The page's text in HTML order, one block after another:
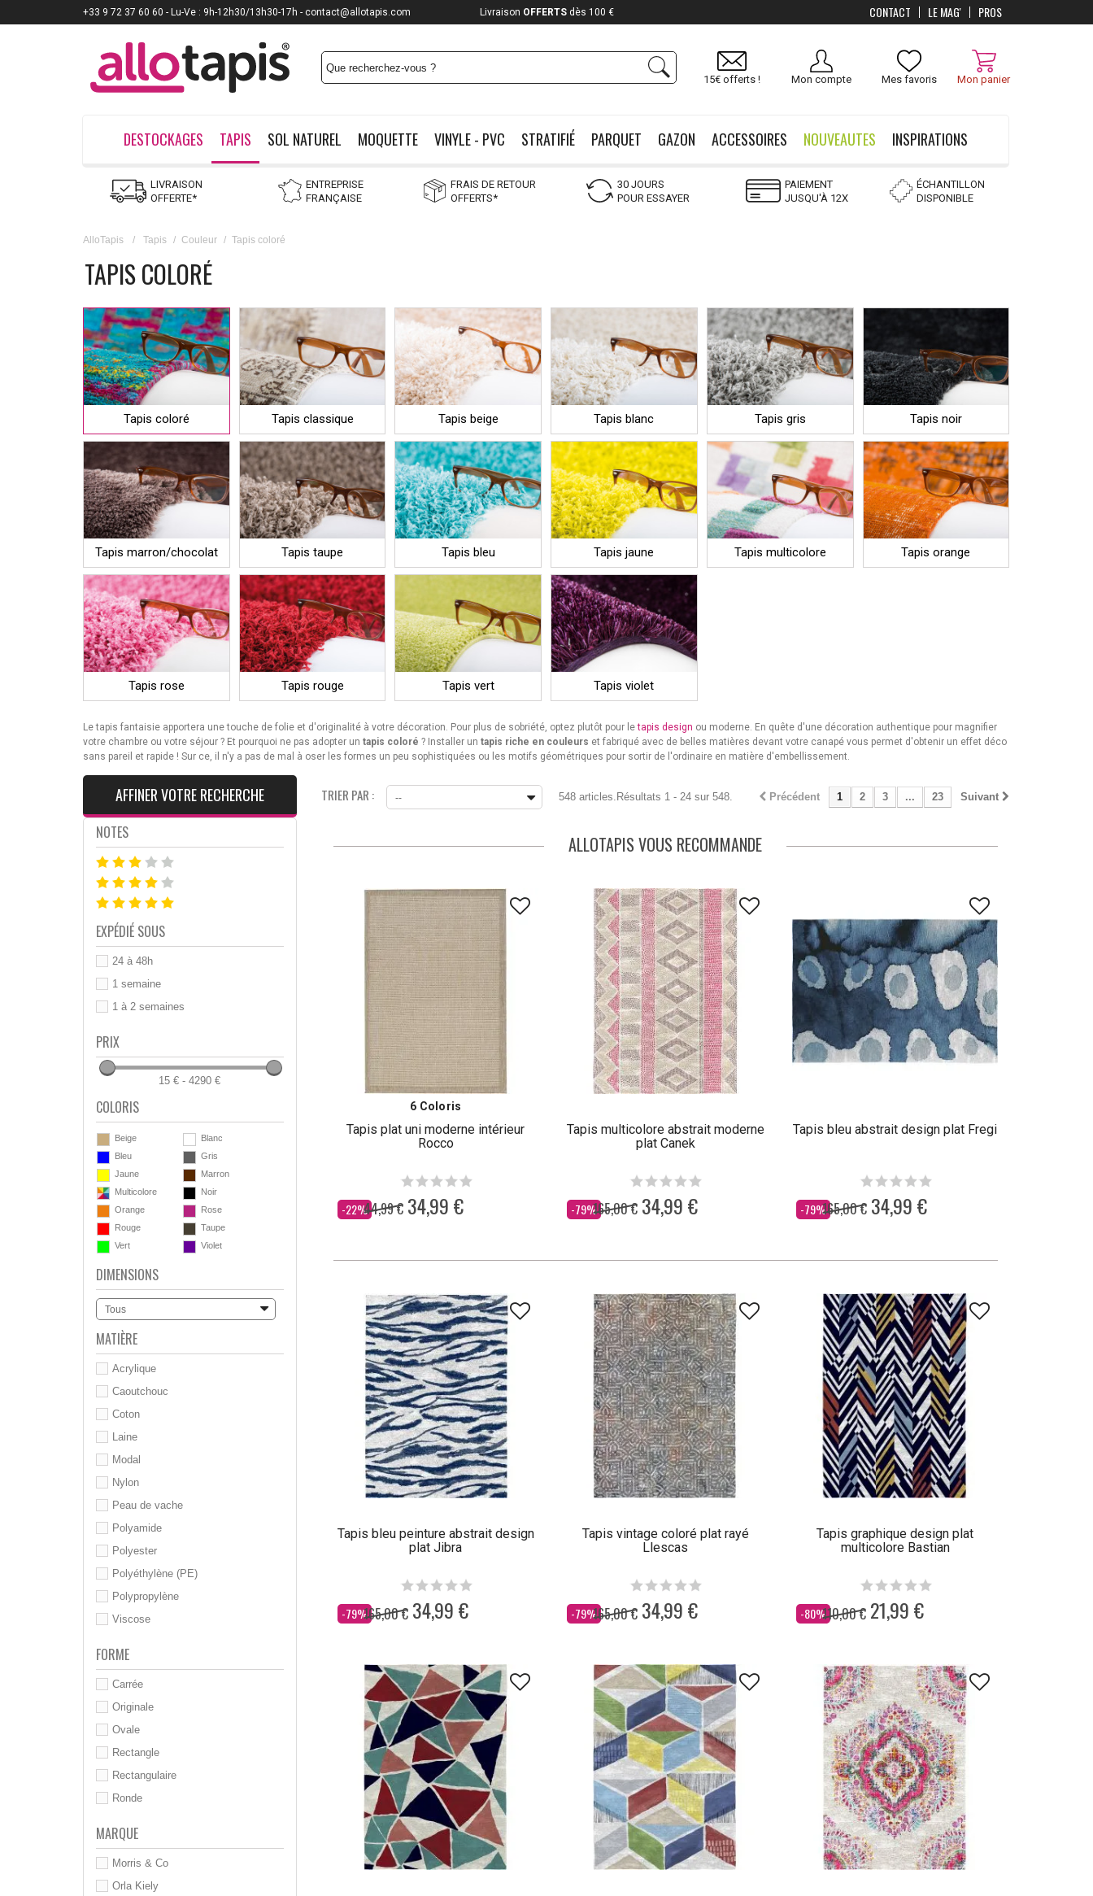
Mon panier
Mes favoris
Mon compte
15€ offerts !
DESTOCKAGES TAPIS SOL NATUREL MOQUETTE VINYLE - PVC STRATIFIÉ PARQUET GAZON ACCESSOIRES NOUVEAUTES INSPIRATIONS
LIVRAISON
OFFERTE*
ENTREPRISE
FRANÇAISE
FRAIS DE RETOUR
OFFERTS*
30 JOURS
POUR ESSAYER
PAIEMENT
JUSQU'À 12X
ÉCHANTILLON
DISPONIBLE
AlloTapis / Tapis / Couleur / Tapis coloré
TAPIS COLORÉ
Tapis coloré Tapis classique Tapis beige Tapis blanc Tapis gris Tapis noir
Tapis marron/chocolat Tapis taupe Tapis bleu Tapis jaune Tapis multicolore Tapis orange
Tapis rose Tapis rouge Tapis vert Tapis violet
Le tapis fantaisie apportera une touche de folie et d'originalité à votre décoration. Pour plus de sobriété, optez plutôt pour letapis design ou moderne. En quête d'une décoration authentique pour magnifier
votre chambre ou votre séjour ? Et pourquoi ne pas adopter un tapis coloré ? Installer un tapis riche en couleurs et fabriqué avec de belles matières devant votre canapé vous permet d'obtenir un effet déco
sans pareil et rapide ! Sur ce, il n'y a pas de mal à oser les formes un peu sophistiquées ou les motifs géométriques pour sortir de l'ordinaire en matière d'embellissement.
AFFINER VOTRE RECHERCHE
NOTES
EXPÉDIÉ SOUS
24 à 48h
1 semaine
1 à 2 semaines
PRIX
15 € - 4290 €
COLORIS
Beige
Blanc
Bleu
Gris
Jaune
Marron
Multicolore
Noir
Orange
Rose
Rouge
Taupe
Vert
Violet
DIMENSIONS
Tous
MATIÈRE
Acrylique
Caoutchouc
Coton
Laine
Modal
Nylon
Peau de vache
Polyamide
Polyester
Polyéthylène (PE)
Polypropylène
Viscose
FORME
Carrée
Originale
Ovale
Rectangle
Rectangulaire
Ronde
MARQUE
Morris & Co
Orla Kiely
TRIER PAR : -- 548 articles. Précédent 1 2 3 ... 23 Suivant
Résultats 1 - 24 sur 548.
ALLOTAPIS VOUS RECOMMANDE
6 Coloris
Tapis plat uni moderne intérieur
Rocco
-22%
Dès 44,99 € 34,99 €
Tapis multicolore abstrait moderne
plat Canek
-79%
Dès 165,00 € 34,99 €
Tapis bleu abstrait design plat Fregi
-79%
Dès 165,00 € 34,99 €
Tapis bleu peinture abstrait design
plat Jibra
-79%
Dès 165,00 € 34,99 €
Tapis vintage coloré plat rayé
Llescas
-79%
Dès 165,00 € 34,99 €
Tapis graphique design plat
multicolore Bastian
-80%
Dès 110,00 € 21,99 €
PROS
LE MAG'
CONTACT
+33 9 72 37 60 60 - Lu-Ve : 9h-12h30/13h30-17h - contact@allotapis.com Payez jusqu'à12x dès 100 €